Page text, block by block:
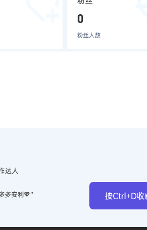
0
粉丝人数
按Ctrl+D收
达人
多安利💖”